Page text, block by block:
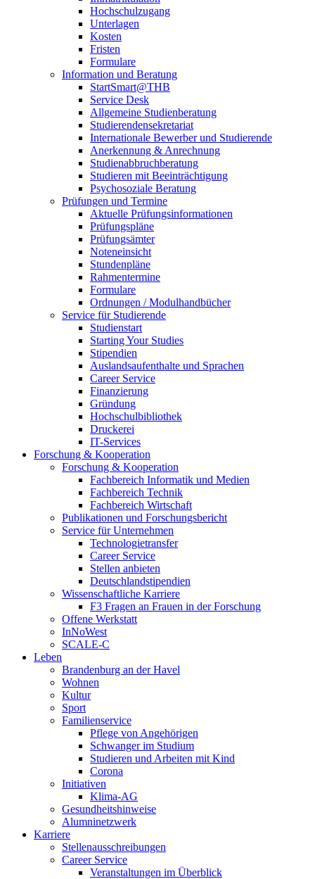
Hochschulzugang
Unterlagen
Kosten
Fristen
Formulare
Information und Beratung
StartSmart@THB
Service Desk
Allgemeine Studienberatung
Studierendensekretariat
Internationale Bewerber und Studierende
Anerkennung & Anrechnung
Studienabbruchberatung
Studieren mit Beeinträchtigung
Psychosoziale Beratung
Prüfungen und Termine
Aktuelle Prüfungsinformationen
Prüfungspläne
Prüfungsämter
Noteneinsicht
Stundenpläne
Rahmentermine
Formulare
Ordnungen / Modulhandbücher
Service für Studierende
Studienstart
Starting Your Studies
Stipendien
Auslandsaufenthalte und Sprachen
Career Service
Finanzierung
Gründung
Hochschulbibliothek
Druckerei
IT-Services
Forschung & Kooperation
Forschung & Kooperation
Fachbereich Informatik und Medien
Fachbereich Technik
Fachbereich Wirtschaft
Publikationen und Forschungsbericht
Service für Unternehmen
Technologietransfer
Career Service
Stellen anbieten
Deutschlandstipendien
Wissenschaftliche Karriere
F3 Fragen an Frauen in der Forschung
Offene Werkstatt
InNoWest
SCALE-C
Leben
Brandenburg an der Havel
Wohnen
Kultur
Sport
Familienservice
Pflege von Angehörigen
Schwanger im Studium
Studieren und Arbeiten mit Kind
Corona
Initiativen
Klima-AG
Gesundheitshinweise
Alumninetzwerk
Karriere
Stellenausschreibungen
Career Service
Veranstaltungen im Überblick